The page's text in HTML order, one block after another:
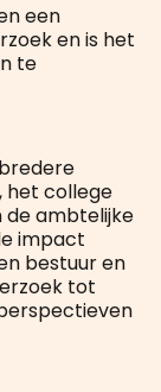
een
en is het
te
het college
de ambtelijke
impact
bestuur en
tot